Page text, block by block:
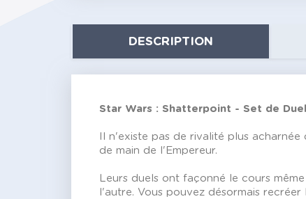
DESCRIPTION
Star Wars : Shatterpoint - Set de
Il n'existe pas de rivalité plus
de main de l'Empereur.
Leurs duels ont façonné le cours
l'autre. Vous pouvez désormais